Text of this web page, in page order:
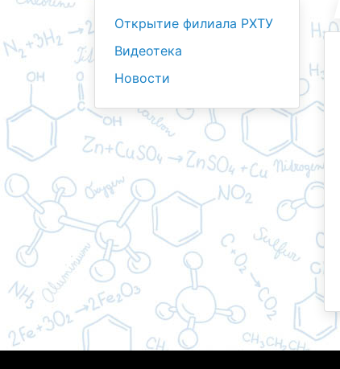
Открытие филиала РХТУ
Видеотека
Новости